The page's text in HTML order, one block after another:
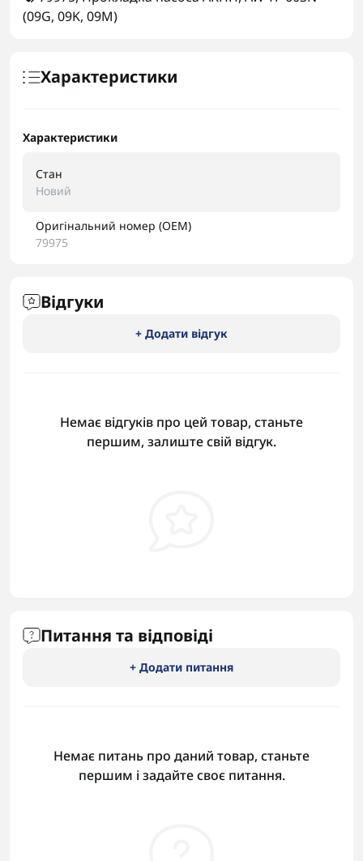
(09G, 09K, 09M)
Характеристики
Характеристики
Стан
Новий
Оригінальний номер (OEM)
79975
Відгуки
+ Додати відгук
Немає відгуків про цей товар, станьте
першим, залиште свій відгук.
Питання та відповіді
+ Додати питання
Немає питань про даний товар, станьте
першим і задайте своє питання.